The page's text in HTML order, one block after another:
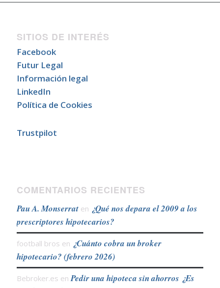
SITIOS DE INTERÉS
Facebook
Futur Legal
Información legal
LinkedIn
Política de Cookies
Trustpilot
COMENTARIOS RECIENTES
Pau A. Monserraten ¿Qué nos depara el 2009 a los
prescriptores hipotecarios?
football bros en ¿Cuánto cobra un broker
hipotecario? (febrero 2026)
Bebroker.es en Pedir una hipoteca sin ahorros ¿Es